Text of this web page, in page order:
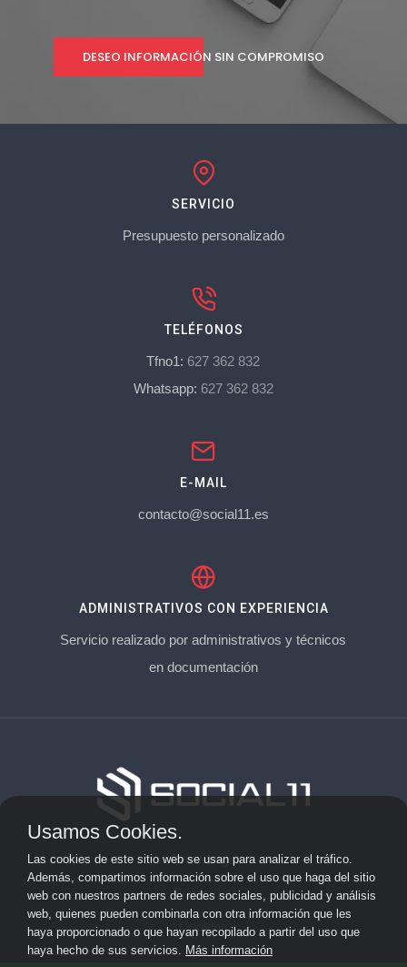
DESEO INFORMACIÓN SIN COMPROMISO
SERVICIO
Presupuesto personalizado
TELÉFONOS
Tfno1: 627 362 832
Whatsapp: 627 362 832
E-MAIL
contacto@social11.es
ADMINISTRATIVOS CON EXPERIENCIA
Servicio realizado por administrativos y técnicos
en documentación
Aviso Legal
Privacidad
Cookies
Usamos Cookies.
Las cookies de este sitio web se usan para analizar el tráfico.
Además, compartimos información sobre el uso que haga del sitio
web con nuestros partners de redes sociales, publicidad y análisis
web, quienes pueden combinarla con otra información que les
haya proporcionado o que hayan recopilado a partir del uso que
haya hecho de sus servicios. Más información